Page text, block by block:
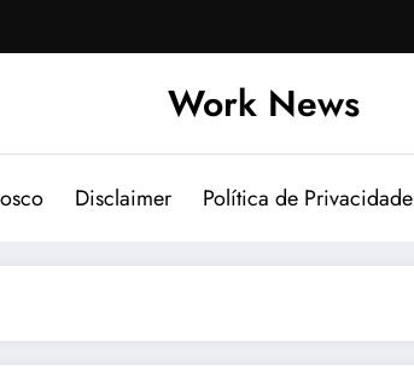
Work News
Disclaimer Política de Privacidade